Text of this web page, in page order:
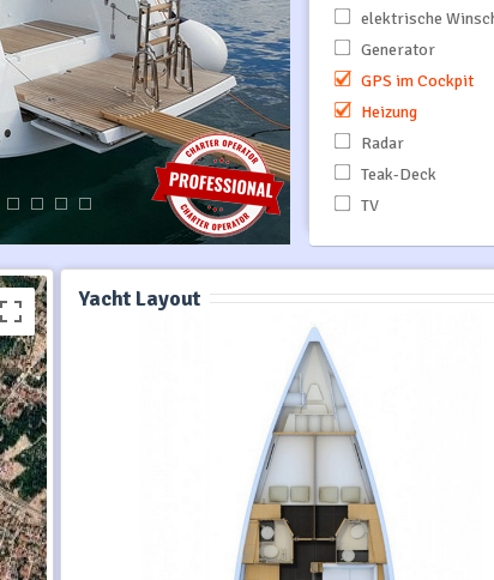
elektrische
Generator
GPS im Cockpit
Heizung
Radar
Teak-Deck
TV
Yacht Layout